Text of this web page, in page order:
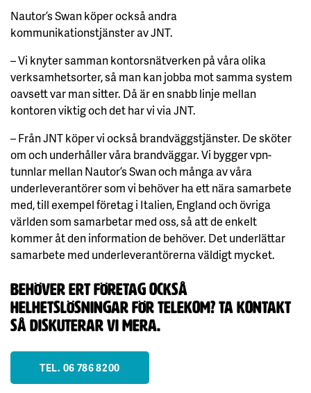
Nautor’s Swan köper också andra
kommunikationstjänster av JNT.
– Vi knyter samman kontorsnätverken på våra olika
verksamhetsorter, så man kan jobba mot samma system
oavsett var man sitter. Då är en snabb linje mellan
kontoren viktig och det har vi via JNT.
– Från JNT köper vi också brandväggstjänster. De sköter
om och underhåller våra brandväggar. Vi bygger vpn-
tunnlar mellan Nautor’s Swan och många av våra
underleverantörer som vi behöver ha ett nära samarbete
med, till exempel företag i Italien, England och övriga
världen som samarbetar med oss, så att de enkelt
kommer åt den information de behöver. Det underlättar
samarbete med underleverantörerna väldigt mycket.
Behöver ert företag också
helhetslösningar för telekom? Ta kontakt
så diskuterar vi mera.
TEL. 06 786 8200